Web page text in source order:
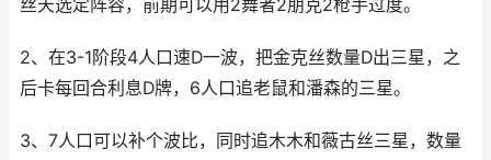
丝天选定阵容，前期可以用2舞者2朋克2枪手过度。
2、在3-1阶段4人口速D一波，把金克丝数量D出三星，之
后卡每回合利息D牌，6人口追老鼠和潘森的三星。
3、7人口可以补个波比，同时追木木和薇古丝三星，数量